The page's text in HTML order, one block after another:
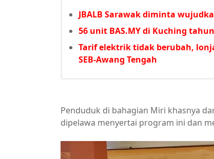
JBALB Sarawak diminta
56 unit BAS.MY di Kuching
Tarif elektrik tidak berubah,
SEB-Awang Tengah
Penduduk di bahagian Miri khasnya
dipelawa menyertai program ini dan